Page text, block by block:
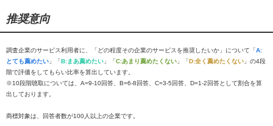
推奨意向
調査企業のサービス利用者に、「どの程度その企業のサービスを推奨したいか」について「A:
とても薦めたい 」「B:まあ薦めたい 」「C:あまり薦めたくない 」「D:全く薦めたくない 」の4段
階で評価をしてもらい比率を算出しています。
※10段階聴取については、A=9-10回答、B=6-8回答、C=3-5回答、D=1-2回答として割合を算
出しております。
商標対象は、回答者数が100人以上の企業です。